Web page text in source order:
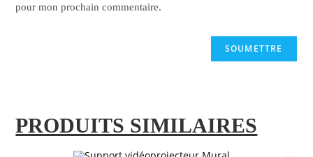
pour mon prochain commentaire.
PRODUITS SIMILAIRES